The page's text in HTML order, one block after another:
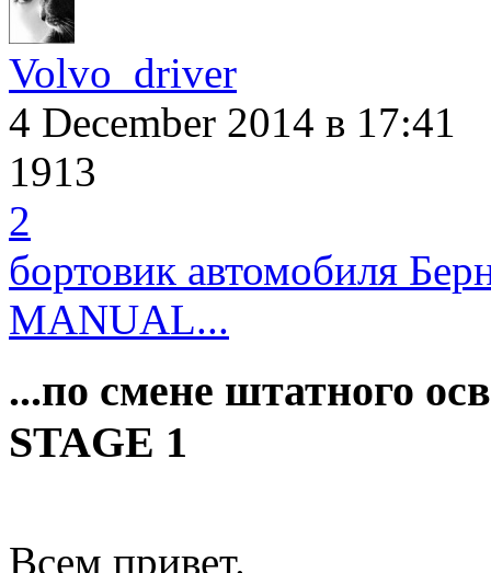
Volvo_driver
4 December 2014 в 17:41
1913
2
бортовик автомобиля
MANUAL...
...по смене штатного
STAGE 1
Всем привет.